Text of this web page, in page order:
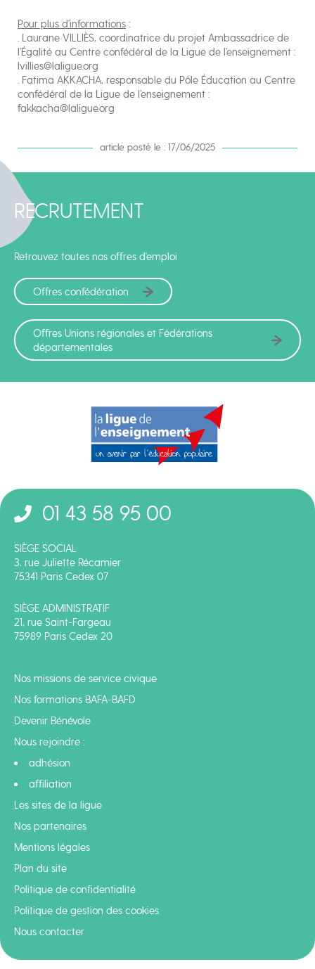
Pour plus d’informations :
. Laurane VILLIÈS, coordinatrice du projet Ambassadrice de
l’Égalité au Centre confédéral de la Ligue de l’enseignement :
lvillies@laligue.org
. Fatima AKKACHA, responsable du Pôle Éducation au Centre
confédéral de la Ligue de l’enseignement :
fakkacha@laligue.org
article posté le : 17/06/2025
01 43 58 95 00
SIÈGE SOCIAL
3, rue Juliette Récamier
75341 Paris Cedex 07
SIÈGE ADMINISTRATIF
21, rue Saint-Fargeau
75989 Paris Cedex 20
Nos missions de service civique
Nos formations BAFA-BAFD
Devenir Bénévole
Nous rejoindre :
adhésion
affiliation
Les sites de la ligue
Nos partenaires
Mentions légales
Plan du site
Politique de confidentialité
Politique de gestion des cookies
Nous contacter
RECRUTEMENT
Retrouvez toutes nos offres d'emploi
Offres confédération
Offres Unions régionales et Fédérations
départementales